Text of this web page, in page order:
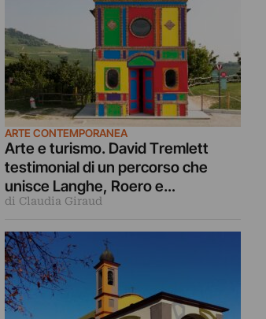
ARTE CONTEMPORANEA
Arte e turismo. David Tremlett
testimonial di un percorso che
unisce Langhe, Roero e
Monferrato
di Claudia Giraud